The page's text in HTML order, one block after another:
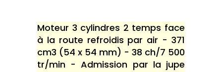
Moteur 3 cylindres 2 temps face
à la route refroidis par air - 371
cm3 (54 x 54 mm) - 38 ch/7 500
tr/min - Admission par la jupe